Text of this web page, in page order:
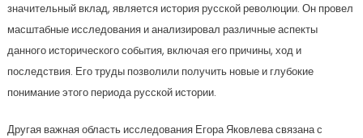
значительный вклад, является история русской революции. Он провел
масштабные исследования и анализировал различные аспекты
данного исторического события, включая его причины, ход и
последствия. Его труды позволили получить новые и глубокие
понимание этого периода русской истории.
Другая важная область исследования Егора Яковлева связана с